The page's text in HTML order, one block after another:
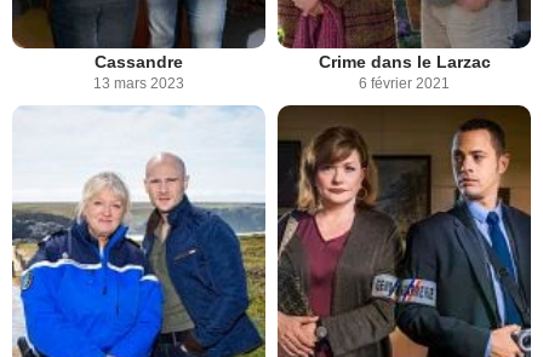
Cassandre
13 mars 2023
Crime dans le Larzac
6 février 2021